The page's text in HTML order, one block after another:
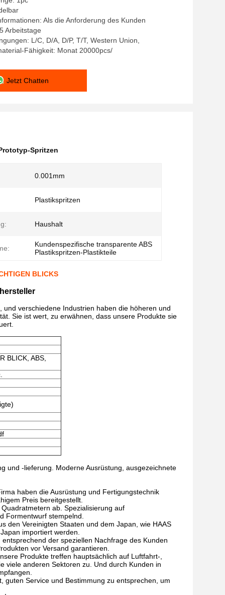
Als die Anforderung des Kunden
Arbeitstage
L/C, D/A, D/P, T/T, Western Union,
Fähigkeit: Monat 20000pcs/
Jetzt Chatten
Spritzen
0.001mm
Plastikspritzen
Haushalt
Kundenspezifische transparente ABS
Plastikspritzen-Plastikteile
BLICKS
verschiedene Industrien haben die höheren und
Sie ist wert, zu erwähnen, dass unsere Produkte sie
BLICK, ABS,
und -lieferung. Moderne Ausrüstung, ausgezeichnete
haben die Ausrüstung und Fertigungstechnik
Preis bereitgestellt.
ab. Spezialisierung auf
Formentwurf stempelnd.
den Vereinigten Staaten und dem Japan, wie HAAS
importiert werden.
der speziellen Nachfrage des Kunden
vor Versand garantieren.
Produkte treffen hauptsächlich auf Luftfahrt-,
viele anderen Sektoren zu. Und durch Kunden in
Service und Bestimmung zu entsprechen, um